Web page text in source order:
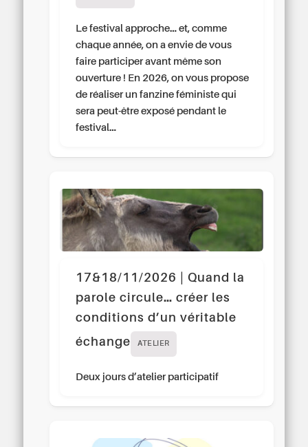
Le festival approche… et, comme
chaque année, on a envie de vous
faire participer avant même son
ouverture ! En 2026, on vous propose
de réaliser un fanzine féministe qui
sera peut-être exposé pendant le
festival…
17&18/11/2026 | Quand la
parole circule… créer les
conditions d’un véritable
échange
ATELIER
Deux jours d’atelier participatif